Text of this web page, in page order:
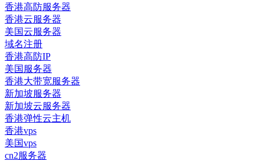
香港高防服务器
香港云服务器
美国云服务器
域名注册
香港高防IP
美国服务器
香港大带宽服务器
新加坡服务器
新加坡云服务器
香港弹性云主机
香港vps
美国vps
cn2服务器